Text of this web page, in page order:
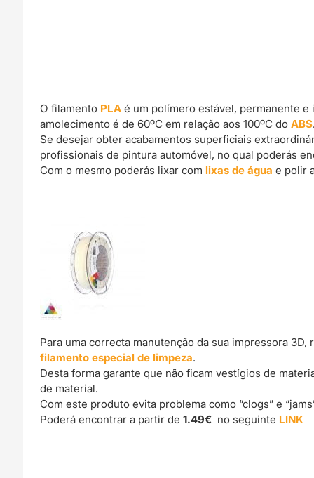
O filamento PLA é um polímero estável, permanente
amolecimento é de 60ºC em relação aos 100ºC doABS
Se desejar obter acabamentos superficiais
profissionais de pintura automóvel, no qual poderás
Com o mesmo poderás lixar com lixas de água e polir
Para uma correcta manutenção da sua impressora
filamento especial de limpeza.
Desta forma garante que não ficam vestígios de
de material.
Com este produto evita problema como “clogs” e
Poderá encontrar a partir de1.49€ no seguinte LINK